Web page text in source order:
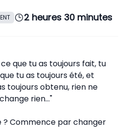
2 heures 30 minutes
que tu as toujours fait, tu
tu as toujours été, et
toujours obtenu, rien ne
rien…"
? Commence par changer